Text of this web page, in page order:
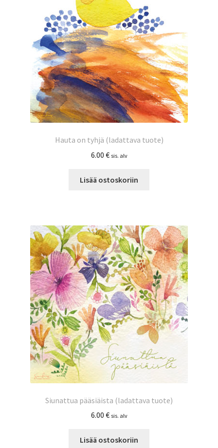
Hauta on tyhjä (ladattava tuote)
6.00 € sis. alv
Lisää ostoskoriin
Siunattua pääsiäista (ladattava tuote)
6.00 € sis. alv
Lisää ostoskoriin